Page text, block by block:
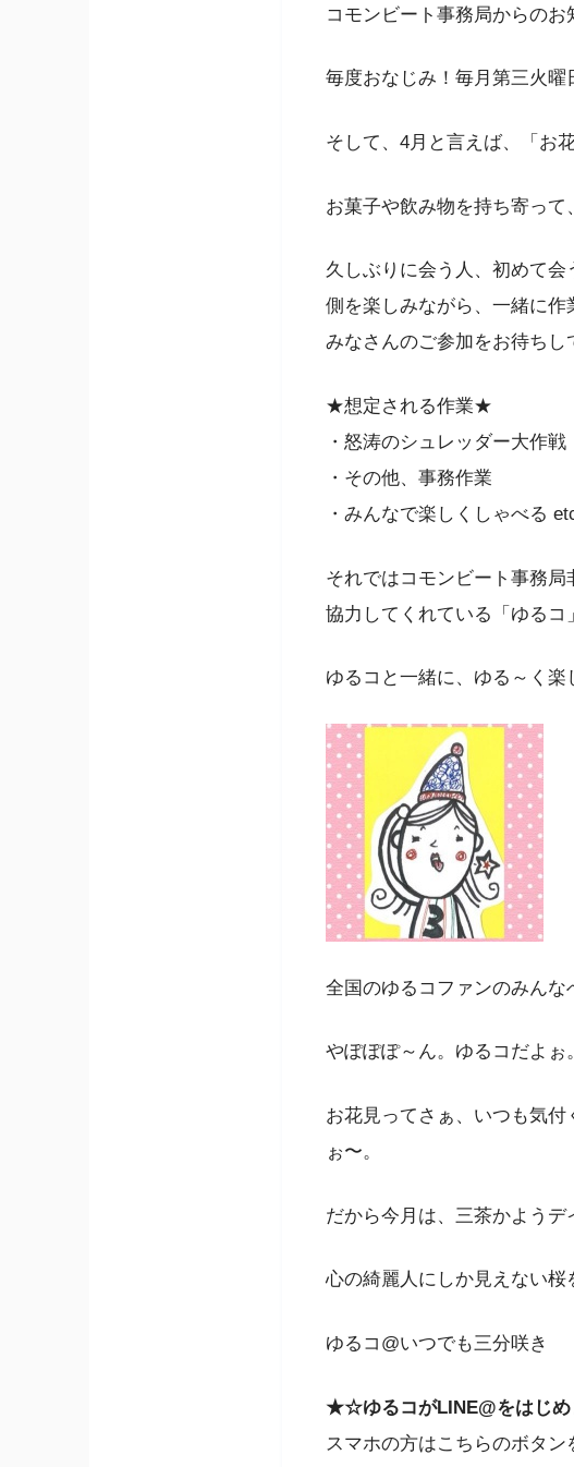
コモンビート事務局からのお
毎度おなじみ！毎月第三火
そして、4月と言えば、「お花
お菓子や飲み物を持ち寄っ
久しぶりに会う人、初めて
側を楽しみながら、一緒に作
みなさんのご参加をお待ちし
★想定される作業★
・怒涛のシュレッダー大作戦
・その他、事務作業
・みんなで楽しくしゃべる
それではコモンビート事務
協力してくれている「ゆるコ
ゆるコと一緒に、ゆる～く楽
全国のゆるコファンのみんな
やぽぽぽ～ん。ゆるコだよぉ。
お花見ってさぁ、いつも気
ぉ〜。
だから今月は、三茶かよう
心の綺麗人にしか見えない桜
ゆるコ@いつでも三分咲き
★☆ゆるコがLINE@をはじ
スマホの方はこちらのボタ